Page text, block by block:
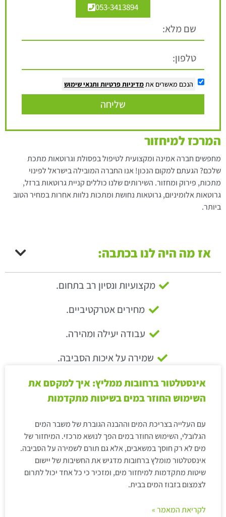
053-3413894
הנכם מאשרים אתמדיניות פרטיות ותנאי שימוש
שליחה
המרכז למיחזור
מחפשים חברה אמינה ומקצועית לטיפול בפסולת וגרוטאות מתכת
שלכם? הגעתם למקום הנכון! אנו החברה המובילה בישראל לפינוי
מתכות, פירוק ומחזור. השירותים שלנו כוללים קניית גרוטאות ברזל,
גרוטאות אלומיניום, גרוטאות נחושת ומתכות נלוות אחרות במחיר הטוב
ביותר.
אז מה היה לנו בכתבה:
מקצועיות ונסיון רב בתחום.
מחירים אטרקטיביים.
עבודה יעילה ומהירה.
שמירה על איכות הסביבה.
אינסטלטור ברחובות ממליץ: איך למקסם את
השימוש החוזר במים בשיטות מתקדמות
עם העלייה בצריכת המים וההבנה הגוברת של משבר המים
הגלובלי, השימוש החוזר במים הפך לנושא מרכזי. המיחזור של
מים לא רק חוסך במשאבים, אלא גם תורם לשמירה על הסביבה.
אינסטלטור מומלץ ברחובות מדגיש את החשיבות של יישום
שיטות מתקדמות למיחזור מים, ומזכיר כי כל אחד יכול לתרום
לצמצום בזבוז המים בבית.
לקריאת המאמר »